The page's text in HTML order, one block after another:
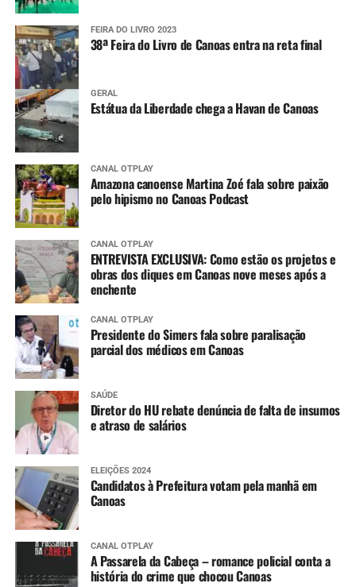
FEIRA DO LIVRO 2023
38ª Feira do Livro de Canoas entra na reta final
GERAL
Estátua da Liberdade chega a Havan de Canoas
CANAL OTPLAY
Amazona canoense Martina Zoé fala sobre paixão
pelo hipismo no Canoas Podcast
CANAL OTPLAY
ENTREVISTA EXCLUSIVA: Como estão os projetos e
obras dos diques em Canoas nove meses após a
enchente
CANAL OTPLAY
Presidente do Simers fala sobre paralisação
parcial dos médicos em Canoas
SAÚDE
Diretor do HU rebate denúncia de falta de insumos
e atraso de salários
ELEIÇÕES 2024
Candidatos à Prefeitura votam pela manhã em
Canoas
CANAL OTPLAY
A Passarela da Cabeça – romance policial conta a
história do crime que chocou Canoas